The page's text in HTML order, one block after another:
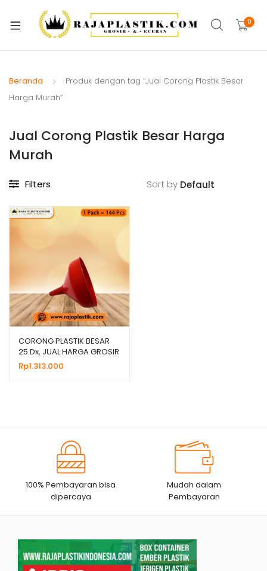
0
Beranda
Produk dengan tag “Jual Corong Plastik Besar
Harga Murah”
Jual Corong Plastik Besar Harga
Murah
Filters Sort by
CORONG PLASTIK BESAR
25 Dx, JUAL HARGA GROSIR
MURAH
Rp1.313.000
100% Pembayaran bisa
dipercaya
Mudah dalam
Pembayaran